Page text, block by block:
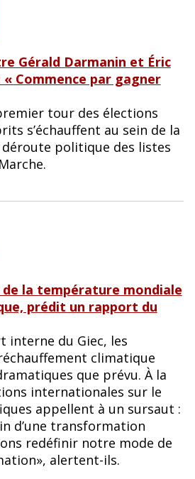
Gérald Darmanin et Éric
Commence par gagner
tour des élections
s’échauffent au sein de la
politique des listes
de la température mondiale
prédit un rapport du
interne du Giec, les
climatique
que prévu. À la
internationales sur le
appellent à un sursaut :
d’une transformation
redéfinir notre mode de
alertent-ils.